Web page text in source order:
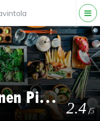
Florence Italialainen Pizzeria 2.4 /5